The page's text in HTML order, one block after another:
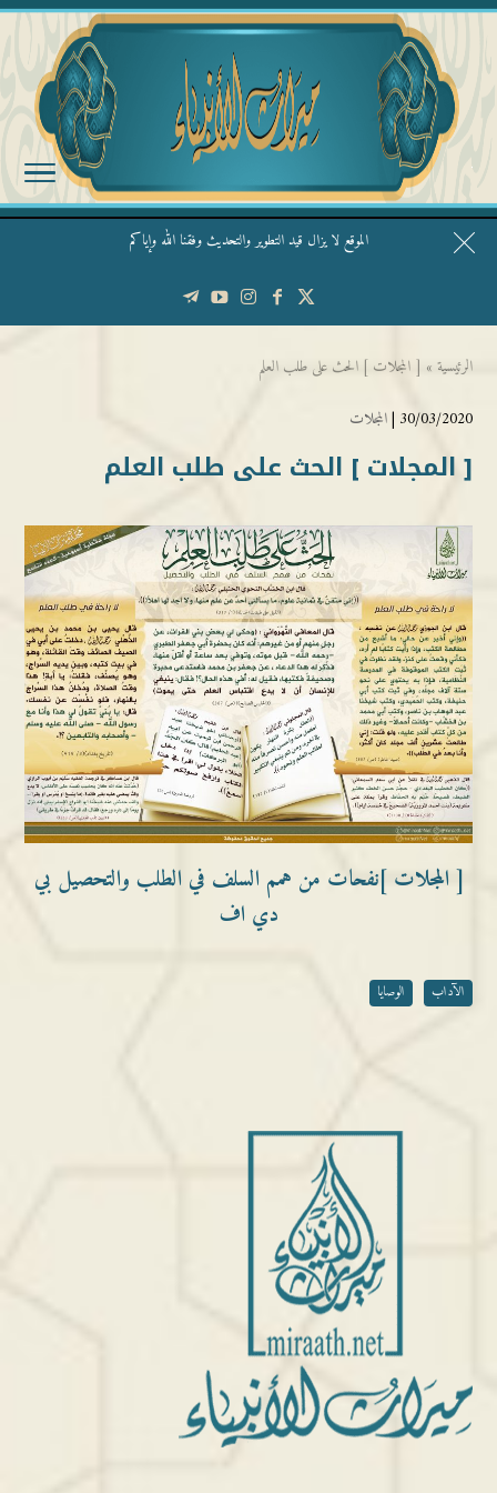
الموقع لا يزال قيد التطوير والتحديث وفقنا الله وإياكم
قال الشيخ ربيع وفقه الله: نحن ليس عندنا تقديس الأشخاص
الرئيسية » [ المجلات ] الحث على طلب العلم
30/03/2020 | المجلات
[ المجلات ] الحث على طلب العلم
[ المجلات ]نفحات من همم السلف في الطلب والتحصيل بي
دي اف
الآداب الوصايا